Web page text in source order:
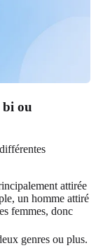
bi ou
attirée
un homme attiré
femmes, donc
genres ou plus.